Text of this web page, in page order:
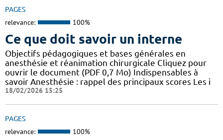
PAGES
relevance: 100%
Ce que doit savoir un interne
Objectifs pédagogiques et bases générales en
anesthésie et réanimation chirurgicale Cliquez pour
ouvrir le document (PDF 0,7 Mo) Indispensables à
savoir Anesthésie : rappel des principaux scores Les i
18/02/2026 15:25
PAGES
relevance: 100%